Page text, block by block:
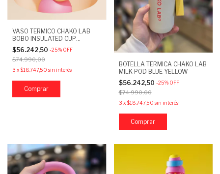
VASO TERMICO CHAKO LAB
BOBO INSULATED CUP
VANILLA
$56.242,50 -25% OFF
$74.990,00
3 x$18.747,50 sin interés
BOTELLA TERMICA CHAKO LAB
MILK POD BLUE YELLOW
$56.242,50 -25% OFF
$74.990,00
3 x$18.747,50 sin interés